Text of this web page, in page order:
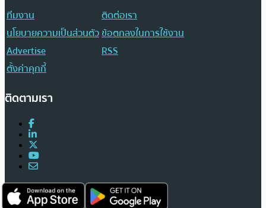
ทีมงาน
ติดต่อเรา
นโยบายความเป็นส่วนตัวข้อตกลงในการใช้งาน
Advertise
RSS
ตั้งค่าคุกกี้
ติดตามเรา